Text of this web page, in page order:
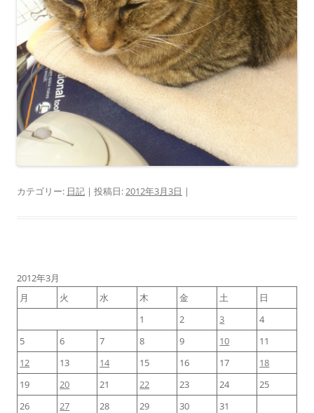
カテゴリー: 日記 | 投稿日:2012年3月3日 |
2012年3月
月
火 水 木 金 土
日
1
2 3
4
5
6 7 8 9 10
11
12
13 14 15 16 17
18
19
20 21 22 23 24
25
26
27 28 29 30
31